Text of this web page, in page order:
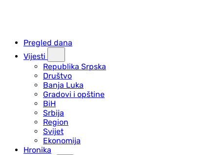
Pregled dana
Vijesti
Republika Srpska
Društvo
Banja Luka
Gradovi i opštine
BiH
Srbija
Region
Svijet
Ekonomija
Hronika